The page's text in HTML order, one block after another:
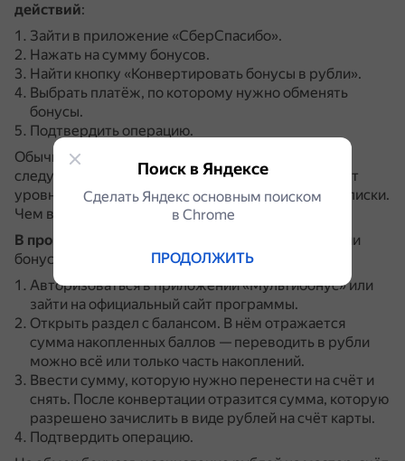
действий:
Зайти в приложение «СберСпасибо».
Нажать на сумму бонусов.
Найти кнопку «Конвертировать бонусы в рубли».
Выбрать платёж, по которому нужно обменять
бонусы.
Подтвердить операцию.
Обычно деньги поступают на карту до конца
следующего рабочего дня.Курс обмена зависит от
уровня в программе лояльности или наличия подписки.
Чем выше уровень, тем выгоднее курс.
В программе «Мультибонус» ВТБ
для конвертации
бонусов в рубли нужно:
Авторизоваться в приложении «Мультибонус» или
зайти на официальный сайт программы.
Открыть раздел с балансом. В нём отражается
сумма накопленных баллов — переводить в рубли
можно всё или только часть накоплений.
Ввести сумму, которую нужно перенести на счёт и
снять. После конвертации отразится сумма, которую
разрешено зачислить в виде рублей на счёт карты.
Подтвердить операцию.
Поиск в Яндексе
Сделать Яндекс основным поиском
в Сhrome
ПРОДОЛЖИТЬ